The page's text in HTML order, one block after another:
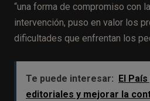
“una forma de compromiso con
intervención, puso en valor los
dificultades que enfrentan los
Te puede interesar: El
editoriales y mejorar la